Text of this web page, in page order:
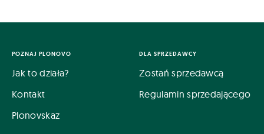
POZNAJ PLONOVO
Jak to działa?
Kontakt
Plonovskaz
DLA SPRZEDAWCY
Zostań sprzedawcą
Regulamin sprzedającego